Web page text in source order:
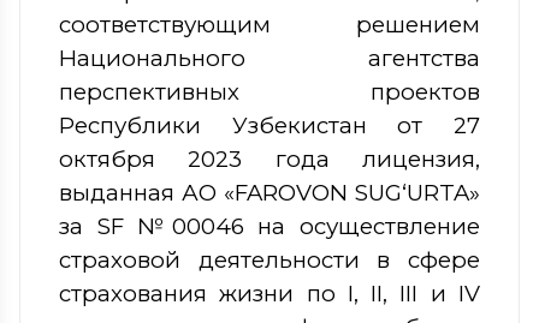
соответствующим решением
Национального агентства
перспективных проектов
Республики Узбекистан от 27
октября 2023 года лицензия,
выданная АО «FAROVON SUG‘URTA»
за SF №00046 на осуществление
страховой деятельности в сфере
страхования жизни по I, II, III и IV